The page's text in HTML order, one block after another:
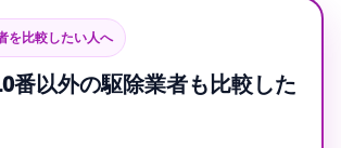
を比較したい人へ
番以外の駆除業者も比較した